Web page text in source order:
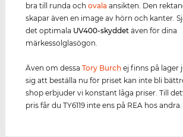
bra till runda ochovala ansikten. Den
skapar även en image av hörn och kanter.
det optimala UV400-skyddet även för dina
märkessolglasögon.
Även om dessaTory Burch ej finns på lager
sig att beställa nu för priset kan inte bli
shop erbjuder vi konstant låga priser. Till
pris får du TY6119 inte ens på REA hos andra.